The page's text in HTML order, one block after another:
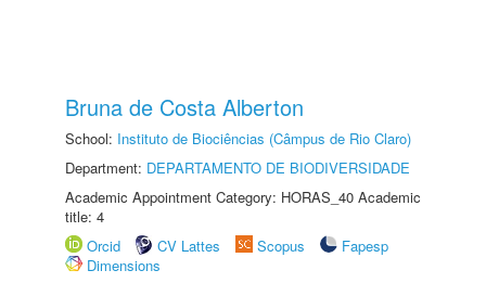
Bruna de Costa Alberton
School: Instituto de Biociências (Câmpus de Rio Claro)
Department: DEPARTAMENTO DE BIODIVERSIDADE
Academic Appointment Category: HORAS_40 Academic
title: 4
Orcid
CV Lattes Scopus
Fapesp
Dimensions